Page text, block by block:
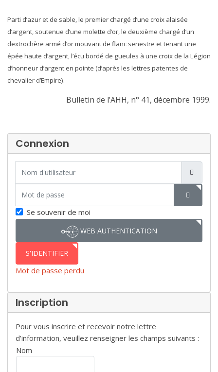
Parti d’azur et de sable, le premier chargé d’une croix alaisée
d’argent, soutenue d’une molette d’or, le deuxième chargé d’un
dextrochère armé d’or mouvant de flanc senestre et tenant une
épée haute d’argent, l’écu bordé de gueules à une croix de la Légion
d’honneur d’argent en pointe (d’après les lettres patentes de
chevalier d’Empire).
Bulletin de l’AHH, n° 41, décembre 1999.
Connexion
SHOW
Se souvenir de moi
WEB AUTHENTICATION
S'IDENTIFIER
Mot de passe perdu
Inscription
Pour vous inscrire et recevoir notre lettre
d’information, veuillez renseigner les champs suivants :
Nom